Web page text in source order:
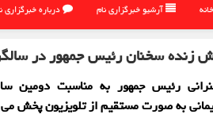
خانه آرشیو خبرگزاری نام درباره خبرگزاری
زنده سخنان رئیس جمهور در
رئیس جمهور به مناسبت دومین
به صورت مستقیم از تلویزیون پخش